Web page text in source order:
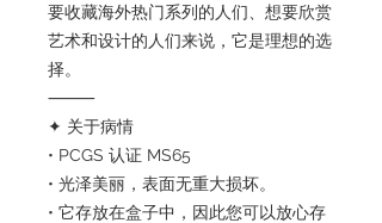
要收藏海外热门系列的人们、想要欣赏
艺术和设计的人们来说，它是理想的选
择。
⸻
✦ 关于病情
• PCGS 认证 MS65
• 光泽美丽，表面无重大损坏。
• 它存放在盒子中，因此您可以放心存